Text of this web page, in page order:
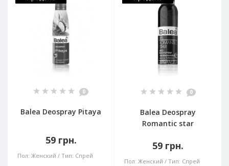
0
Balea Deospray Pitaya
59 грн.
Пол: Женский Тип: Спрей
0
Balea Deospray
Romantic star
59 грн.
Пол: Женский Тип: Спрей